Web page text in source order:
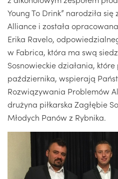
Young To Drink” narodziła
Alliance i została
Erika Ravelo,
w Fabrica, która ma swą
Sosnowieckie działania,
października, wspierają
Rozwiązywania Problemów
drużyna piłkarska Zagłębie
Młodych Panów z Rybnika.